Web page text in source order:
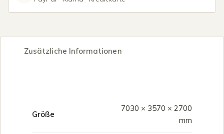
Zusätzliche Informationen
Größe
7030 × 3570 × 2700
mm